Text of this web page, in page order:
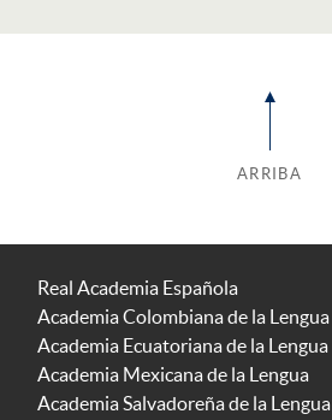
ARRIBA
Real Academia Española
Academia Colombiana de la Lengua
Academia Ecuatoriana de la Lengua
Academia Mexicana de la Lengua
Academia Salvadoreña de la Lengua